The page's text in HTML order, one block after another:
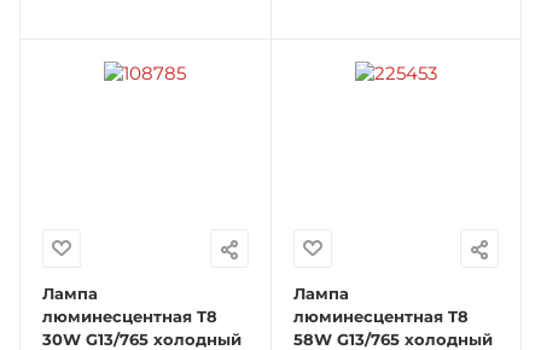
Лампа
люминесцентная T8
30W G13/765 холодный
Лампа
люминесцентная T8
58W G13/765 холодный